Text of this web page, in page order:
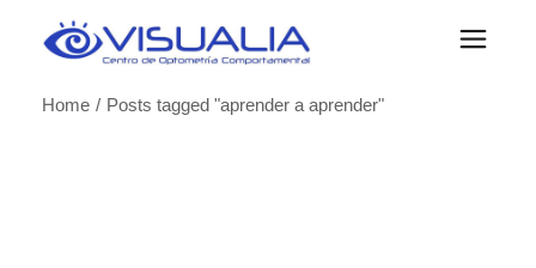
Home
Posts tagged "aprender a aprender"